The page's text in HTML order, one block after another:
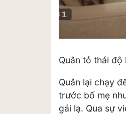
Quân tỏ thái độ
Quân lại chạy
trước bố mẹ
gái lạ. Qua sự